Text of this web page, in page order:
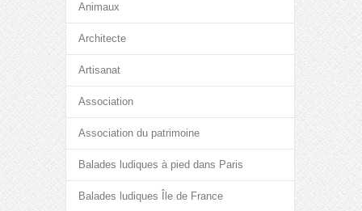
Animaux
Architecte
Artisanat
Association
Association du patrimoine
Balades ludiques à pied dans Paris
Balades ludiques Île de France